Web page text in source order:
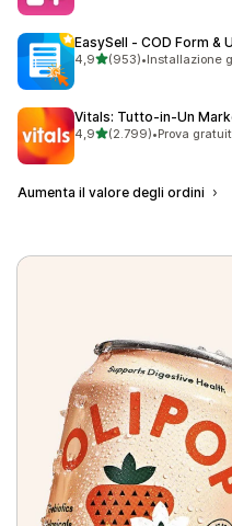
EasySell ‑ COD Form &
4,9stelle su 5
(953)
953 recensioni totali
•Installazione
Vitals: Tutto‑in‑Un
4,9stelle su 5
(2.799)
2799 recensioni totali
•Prova
Aumenta il valore degli ordini